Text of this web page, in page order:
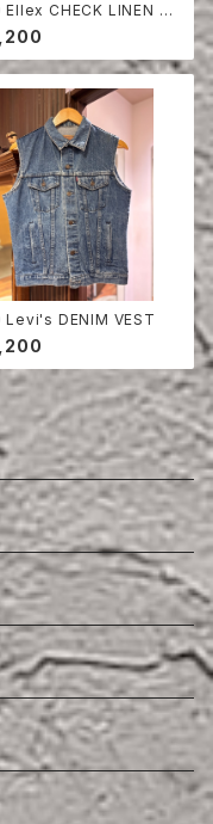
Ellex CHECK LINEN H
SHIRT
Levi's DENIM VEST